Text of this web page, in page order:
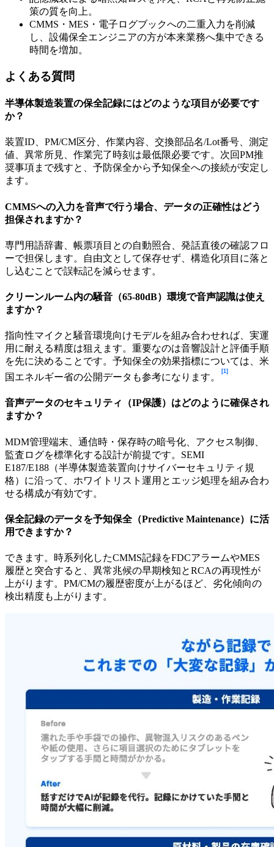
策の質を向上。
CMMS・MES・電子ログブックへの二重入力を削減
し、設備保全エンジニアの方が本来業務へ集中できる
時間を増加。
よくある質問
半導体製造装置の保全記録にはどのような項目が必要です
か？
装置ID、PM/CM区分、作業内容、交換部品名/Lot番号、測定
値、異常所見、作業完了時刻は最低限必要です。次回PM推
奨事項まで残すと、予防保全から予知保全への接続が安定し
ます。
CMMSへの入力を音声で行う場合、データの正確性はどう
担保されますか？
専門用語辞書、帳票項目との自動照合、発話直後の確認フロ
ーで担保します。自由文として保存せず、構造化項目に落と
し込むことで誤転記を減らせます。
クリーンルーム内の騒音（65-80dB）環境で音声認識は使え
ますか？
指向性マイクと騒音環境向けモデルを組み合わせれば、実運
用に耐える精度は狙えます。重要なのは音響設計と評価手順
を先に決めることです。予知保全の効果指標については、米
国エネルギー省の公開データも参考になります。
[1]
音声データのセキュリティ（IP保護）はどのように確保され
ますか？
MDM管理端末、通信時・保存時の暗号化、アクセス制御、
監査ログを標準化する設計が前提です。SEMI
E187/E188（半導体製造装置向けサイバーセキュリティ規
格）に沿って、ホワイトリスト運用とエッジ処理を組み合わ
せる構成が有効です。
保全記録のデータを予知保全（Predictive Maintenance）に活
用できますか？
できます。時系列化したCMMS記録をFDCアラームやMES
履歴と突合すると、異常兆候の早期検知とRCAの再現性が
上がります。PM/CMの履歴密度が上がるほど、劣化傾向の
検出精度も上がります。